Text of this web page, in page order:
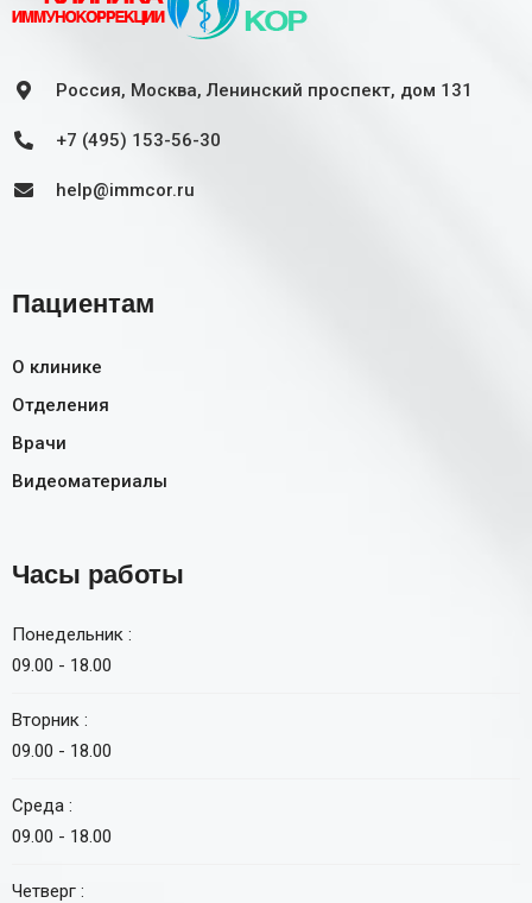
Россия, Москва, Ленинский проспект, дом 131
+7 (495) 153-56-30
help@immcor.ru
Пациентам
О клинике
Отделения
Врачи
Видеоматериалы
Часы работы
Понедельник :
09.00 - 18.00
Вторник :
09.00 - 18.00
Среда :
09.00 - 18.00
Четверг :